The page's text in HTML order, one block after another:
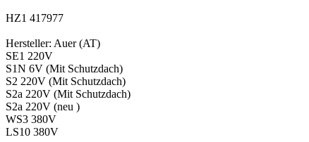
HZ1 417977
Hersteller: Auer (AT)
SE1 220V
S1N 6V (Mit Schutzdach)
S2 220V (Mit Schutzdach)
S2a 220V (Mit Schutzdach)
S2a 220V (neu )
WS3 380V
LS10 380V